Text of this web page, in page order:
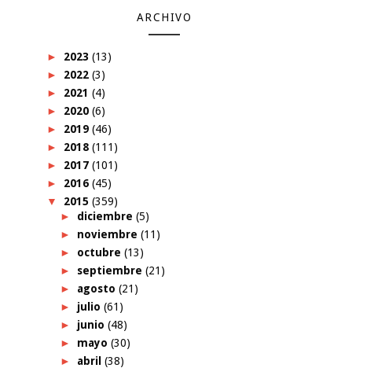
ARCHIVO
► 2023 (13)
► 2022 (3)
► 2021 (4)
► 2020 (6)
► 2019 (46)
► 2018 (111)
► 2017 (101)
► 2016 (45)
▼ 2015 (359)
► diciembre (5)
► noviembre (11)
► octubre (13)
► septiembre (21)
► agosto (21)
► julio (61)
► junio (48)
► mayo (30)
► abril (38)